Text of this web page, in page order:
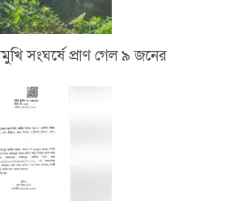
সংঘর্ষে প্রাণ গেল ৯ জনের